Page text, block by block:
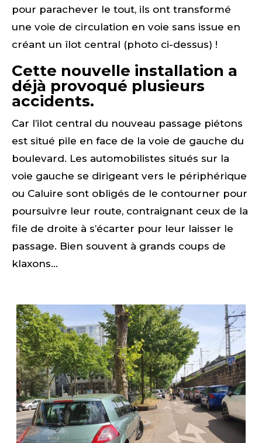
pour parachever le tout, ils ont transformé
une voie de circulation en voie sans issue en
créant un îlot central (photo ci-dessus) !
Cette nouvelle installation a
déjà provoqué plusieurs
accidents.
Car l’ilot central du nouveau passage piétons
est situé pile en face de la voie de gauche du
boulevard. Les automobilistes situés sur la
voie gauche se dirigeant vers le périphérique
ou Caluire sont obligés de le contourner pour
poursuivre leur route, contraignant ceux de la
file de droite à s’écarter pour leur laisser le
passage. Bien souvent à grands coups de
klaxons…